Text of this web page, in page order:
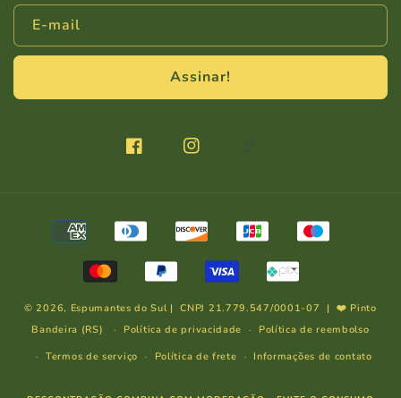
E-mail
Assinar!
FacebookInstagram
Formas
pagamento
© 2026, Espumantes do Sul | CNPJ 21.779.547/0001-07 | ❤️ Pinto
Bandeira (RS)
Política de privacidade
Política de reembolso
Termos de serviço
Política de frete Informações de contato